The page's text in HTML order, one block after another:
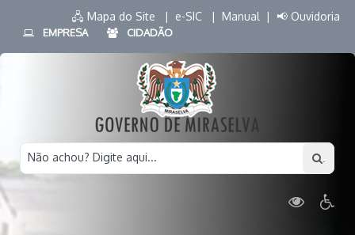
🖧 Mapa do Site | e-SIC | Manual | 📢 Ouvidoria
EMPRESA CIDADÃO
Não achou? Digite aqui...